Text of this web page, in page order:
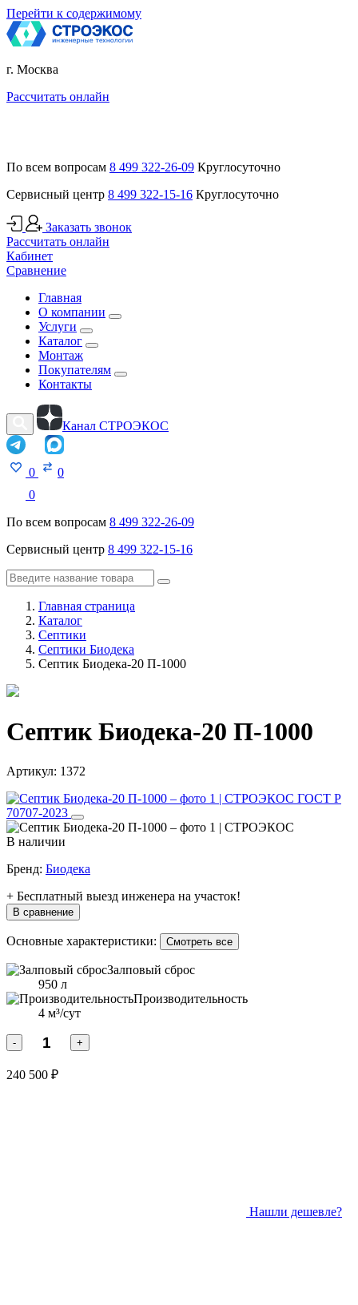
Перейти к содержимому
г. Москва
Рассчитать онлайн
По всем вопросам 8 499 322-26-09 Круглосуточно
Сервисный центр 8 499 322-15-16 Круглосуточно
Заказать звонок
Рассчитать онлайн
Кабинет
Сравнение
Главная
О компании
Услуги
Каталог
Монтаж
Покупателям
Контакты
Канал СТРОЭКОС
0
0
0
По всем вопросам 8 499 322-26-09
Сервисный центр 8 499 322-15-16
Главная страница
Каталог
Септики
Септики Биодека
Септик Биодека-20 П-1000
Септик Биодека-20 П-1000
Артикул: 1372
ГОСТ Р
70707-2023
В наличии
Бренд: Биодека
+ Бесплатный выезд инженера на участок!
В сравнение
Основные характеристики: Смотреть все
Залповый сброс
950 л
Производительность
4 м³/сут
- +
240 500 ₽
Нашли дешевле?